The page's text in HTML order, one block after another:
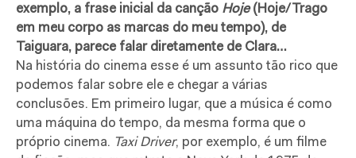
exemplo, a frase inicial da canção Hoje(Hoje/Trago
em meu corpo as marcas do meu tempo), de
Taiguara, parece falar diretamente de Clara…
Na história do cinema esse é um assunto tão rico que
podemos falar sobre ele e chegar a várias
conclusões. Em primeiro lugar, que a música é como
uma máquina do tempo, da mesma forma que o
próprio cinema. Taxi Driver, por exemplo, é um filme